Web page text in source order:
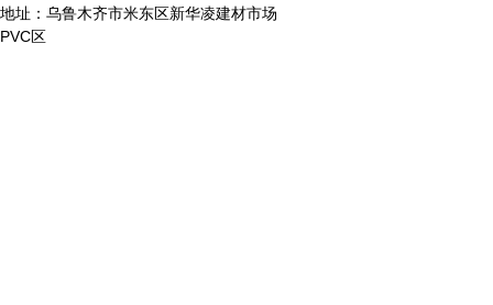
地址：乌鲁木齐市米东区新华凌建材市场
PVC区